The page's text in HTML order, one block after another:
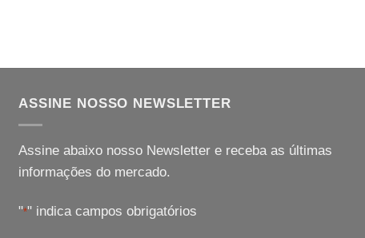
ASSINE NOSSO NEWSLETTER
Assine abaixo nosso Newsletter e receba as últimas
informações do mercado.
"*" indica campos obrigatórios